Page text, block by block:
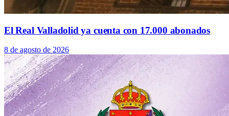
El Real Valladolid ya cuenta con 17.000 abonados
8 de agosto de 2026